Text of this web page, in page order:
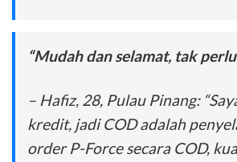
“Mudah dan selamat, tak
– Hafiz, 28, Pulau Pinang:
kredit, jadi COD adalah
order P-Force secara COD,